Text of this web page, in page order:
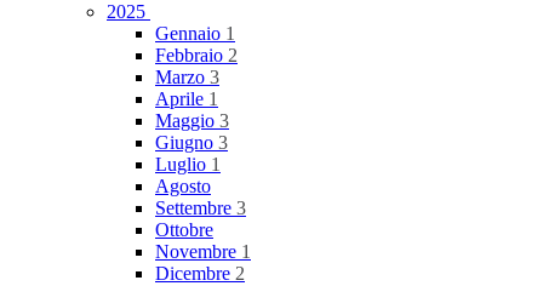
2025
Gennaio 1
Febbraio 2
Marzo 3
Aprile 1
Maggio 3
Giugno 3
Luglio 1
Agosto
Settembre 3
Ottobre
Novembre 1
Dicembre 2